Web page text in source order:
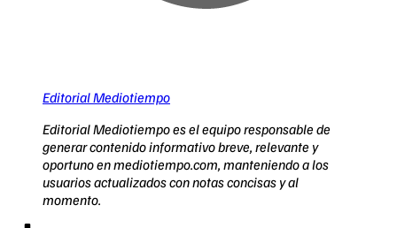
Editorial Mediotiempo
Editorial Mediotiempo es el equipo responsable de
generar contenido informativo breve, relevante y
oportuno en mediotiempo.com, manteniendo a los
usuarios actualizados con notas concisas y al
momento.